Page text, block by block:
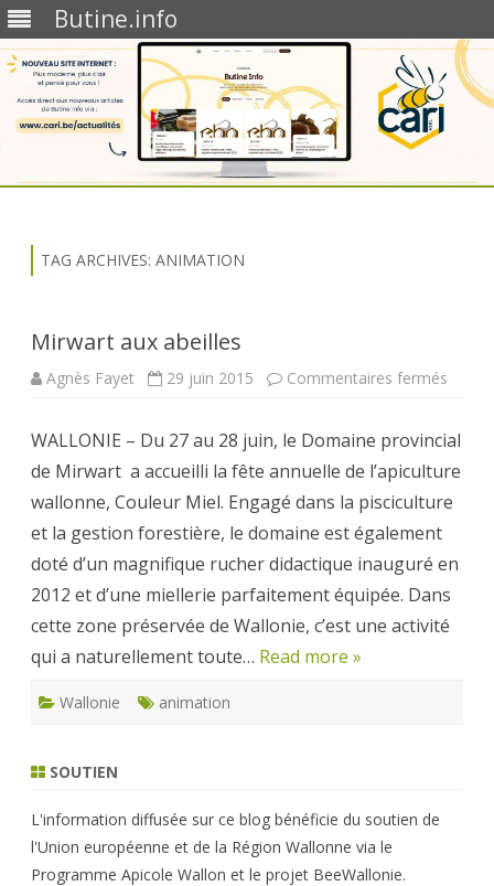
Butine.info
TAG ARCHIVES: ANIMATION
Mirwart aux abeilles
Agnès Fayet 29 juin 2015 Commentaires fermés
WALLONIE – Du 27 au 28 juin, le Domaine provincial
de Mirwart a accueilli la fête annuelle de l’apiculture
wallonne, Couleur Miel. Engagé dans la pisciculture
et la gestion forestière, le domaine est également
doté d’un magnifique rucher didactique inauguré en
2012 et d’une miellerie parfaitement équipée. Dans
cette zone préservée de Wallonie, c’est une activité
qui a naturellement toute… Read more »
Wallonie animation
SOUTIEN
L'information diffusée sur ce blog bénéficie du soutien de
l'Union européenne et de la Région Wallonne via le
Programme Apicole Wallon et le projet BeeWallonie.